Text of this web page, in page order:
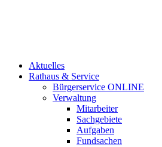
Aktuelles
Rathaus & Service
Bürgerservice ONLINE
Verwaltung
Mitarbeiter
Sachgebiete
Aufgaben
Fundsachen